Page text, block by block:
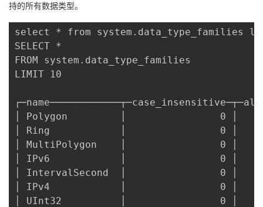
的
博
客
我
的
论
坛
我
的
圈
子
我
的
直
播
我
的
活
我
的
我
持的所有数据类型。
select * from system.data_type_families
SELECT *
FROM system.data_type_families
LIMIT 10
│ Polygon         │                0 │
│ Ring            │                0 │
│ MultiPolygon    │                0 │
│ IPv6            │                0 │
│ IntervalSecond  │                0 │
│ IPv4            │                0 │
│ UInt32          │                0 │